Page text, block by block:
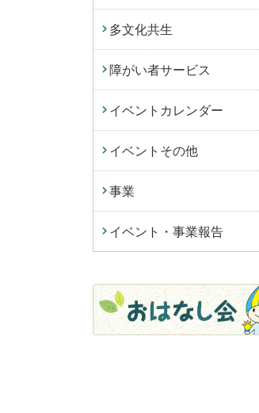
多文化共生
障がい者サービス
イベントカレンダー
イベントその他
事業
イベント・事業報告